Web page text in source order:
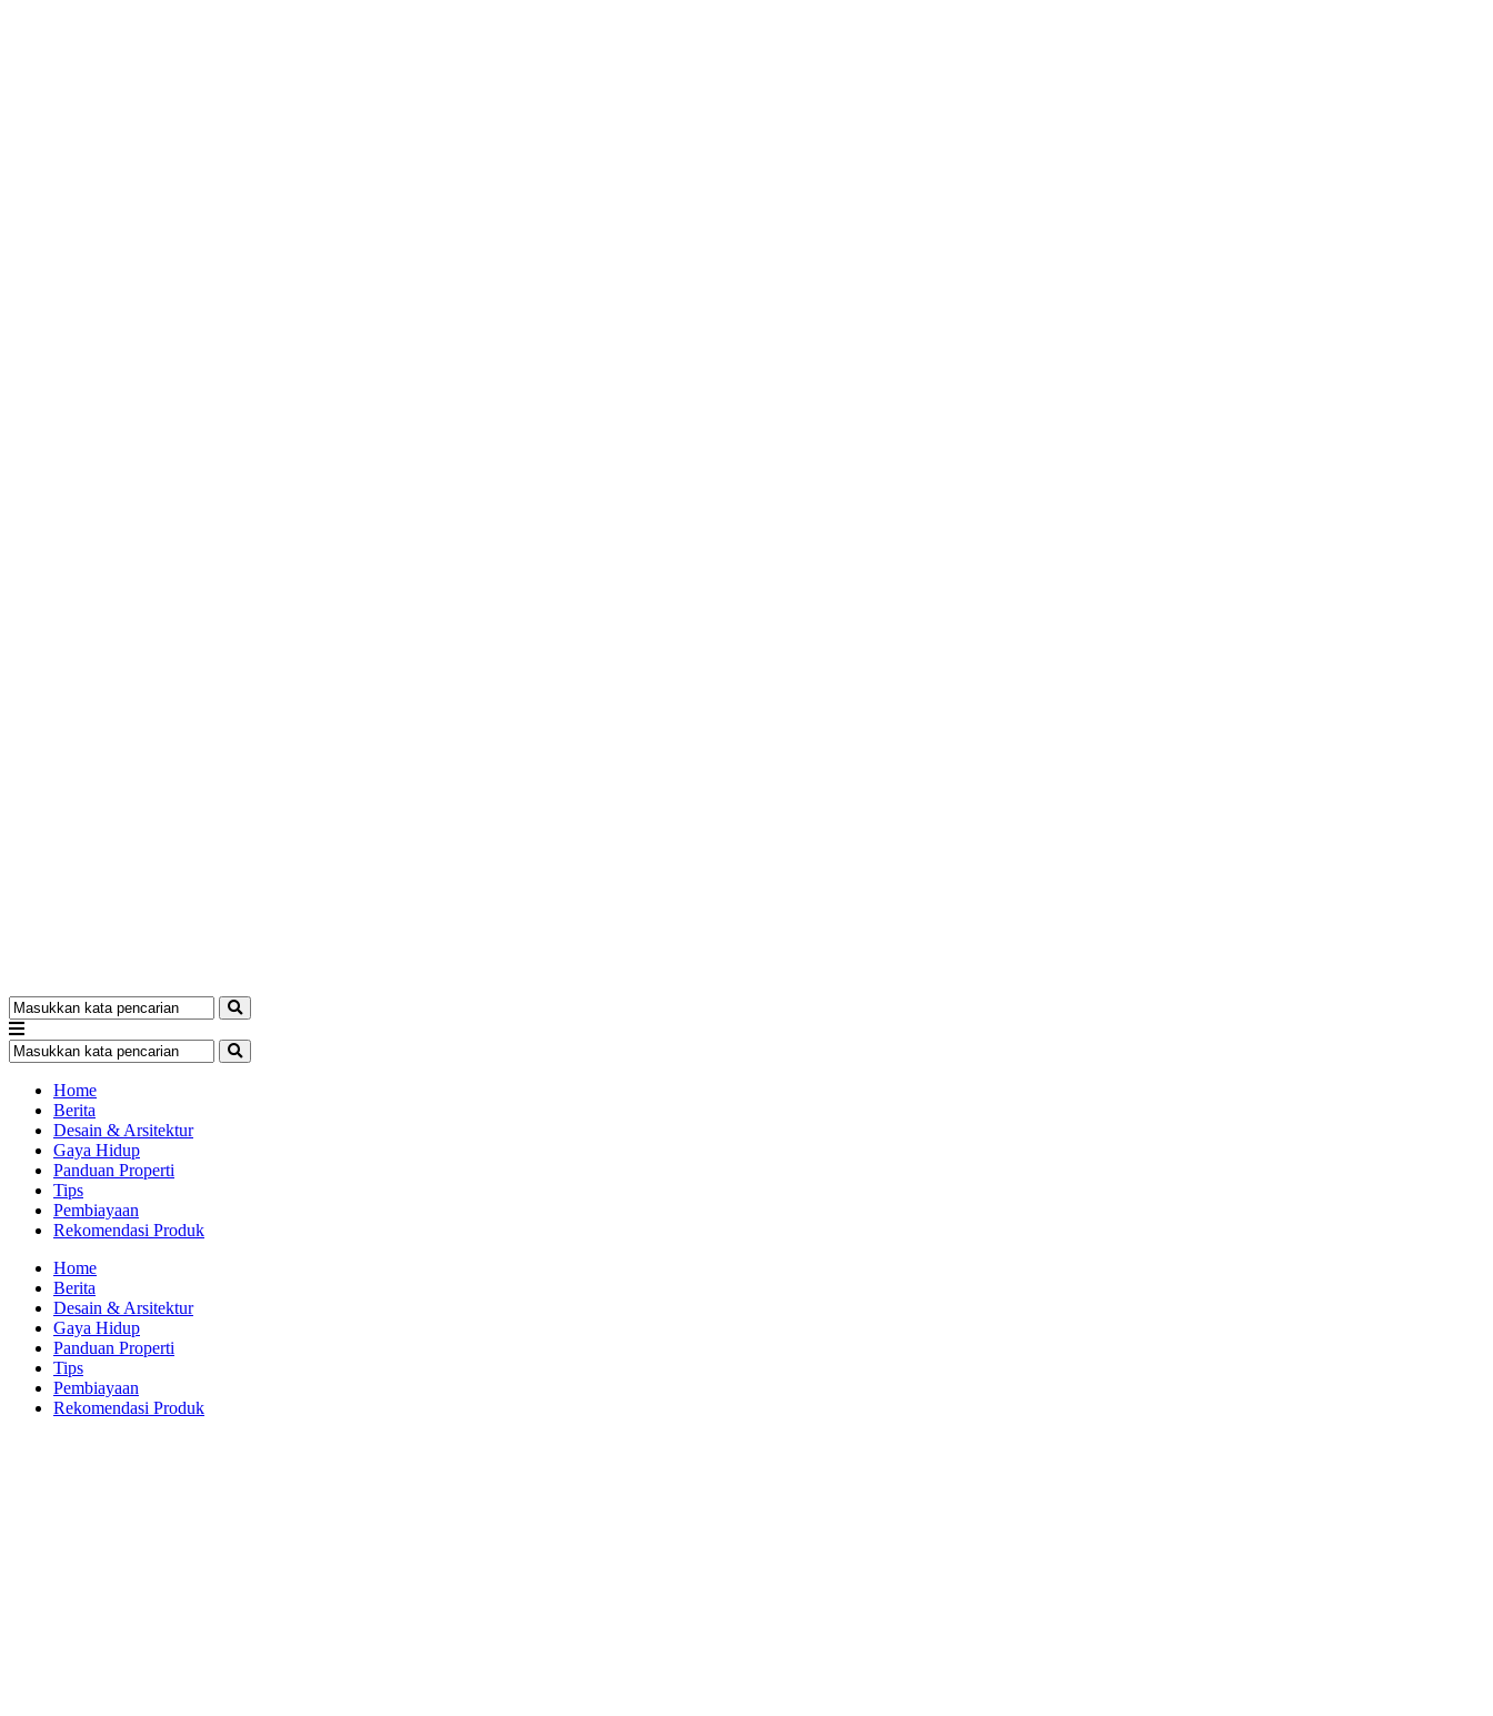
Home
Berita
Desain & Arsitektur
Gaya Hidup
Panduan Properti
Tips
Pembiayaan
Rekomendasi Produk
Home
Berita
Desain & Arsitektur
Gaya Hidup
Panduan Properti
Tips
Pembiayaan
Rekomendasi Produk